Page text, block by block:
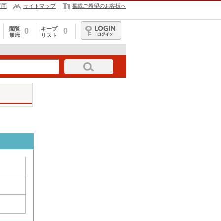
問 サイトマップ 掲載ご希望のお客様へ
閲覧
履歴
0
キープ
リスト
0
ログイン